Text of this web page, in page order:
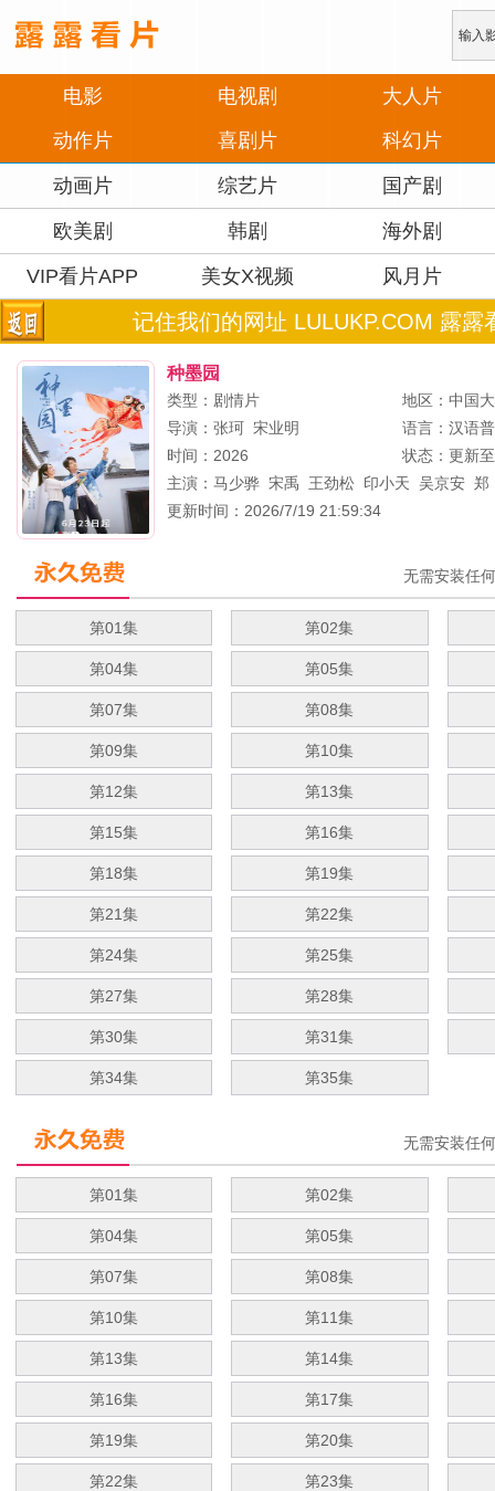
电影 电视剧
大人片
动作片
喜剧片 科幻片
动画片 综艺片 国产剧
欧美剧 韩剧 海外剧
VIP看片APP 美女X视频 风月片
记住我们的网址 LULUKP.COM 露露
种墨园
类型：剧情片
地区：中国
导演： 张珂 宋业明
语言：汉语
时间：2026
状态：更新
主演： 马少骅 宋禹 王劲松 印小天 吴京安 郑
更新时间：2026/7/19 21:59:34
无需安装任
第01集 第02集
第04集 第05集
第07集 第08集
第09集 第10集
第12集 第13集
第15集 第16集
第18集 第19集
第21集 第22集
第24集 第25集
第27集 第28集
第30集 第31集
第34集 第35集
无需安装任
第01集 第02集
第04集 第05集
第07集 第08集
第10集 第11集
第13集 第14集
第16集 第17集
第19集 第20集
第22集 第23集